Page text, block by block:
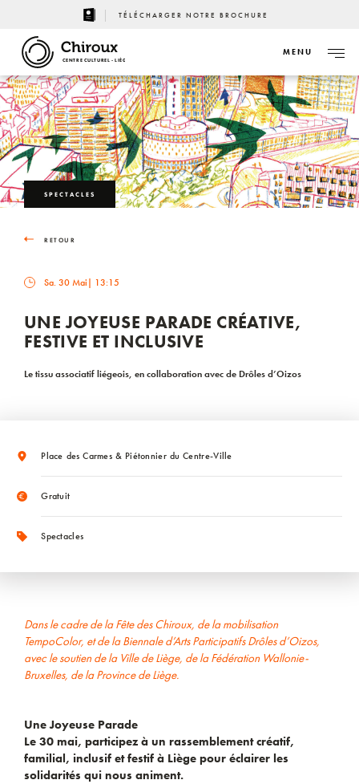
TÉLÉCHARGER NOTRE BROCHURE
CENTRE CULTUREL - LIÈGE
MENU
SPECTACLES
RETOUR
Sa. 30 Mai| 13:15
UNE JOYEUSE PARADE CRÉATIVE,
FESTIVE ET INCLUSIVE
Le tissu associatif liégeois, en collaboration avec de Drôles d’Oizos
Place des Carmes & Piétonnier du Centre-Ville
Gratuit
Spectacles
Dans le cadre de la Fête des Chiroux, de la mobilisation
TempoColor, et de la Biennale d’Arts Participatifs Drôles d’Oizos,
avec le soutien de la Ville de Liège, de la Fédération Wallonie-
Bruxelles, de la Province de Liège.
Une Joyeuse Parade
Le 30 mai, participez à un rassemblement créatif,
familial, inclusif et festif à Liège pour éclairer les
solidarités qui nous animent.